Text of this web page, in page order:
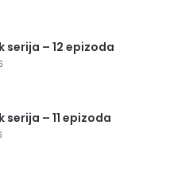
serija – 12 epizoda
serija – 11 epizoda